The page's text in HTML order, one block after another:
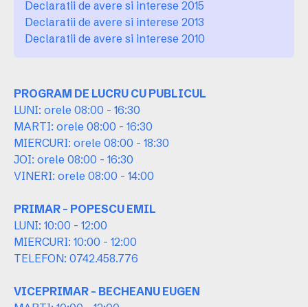
Declaratii de avere si interese 2015
Declaratii de avere si interese 2013
Declaratii de avere si interese 2010
PROGRAM DE LUCRU CU PUBLICUL
LUNI: orele 08:00 - 16:30
MARTI: orele 08:00 - 16:30
MIERCURI: orele 08:00 - 18:30
JOI: orele 08:00 - 16:30
VINERI: orele 08:00 - 14:00
PRIMAR - POPESCU EMIL
LUNI: 10:00 - 12:00
MIERCURI: 10:00 - 12:00
TELEFON: 0742.458.776
VICEPRIMAR - BECHEANU EUGEN